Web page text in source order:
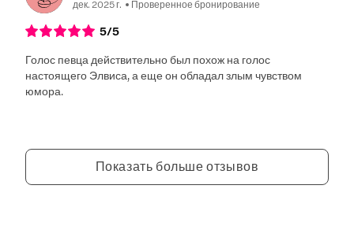
дек. 2025 г. Проверенное бронирование
5/5
Голос певца действительно был похож на голос
настоящего Элвиса, а еще он обладал злым чувством
юмора.
Показать больше отзывов